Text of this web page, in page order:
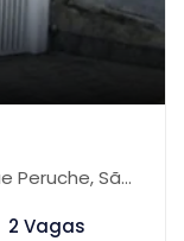
São Paulo-SP
2 Vagas